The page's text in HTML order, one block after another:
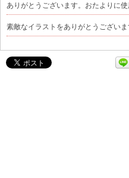
ありがとうございます。おたよりに使
素敵なイラストをありがとうござい